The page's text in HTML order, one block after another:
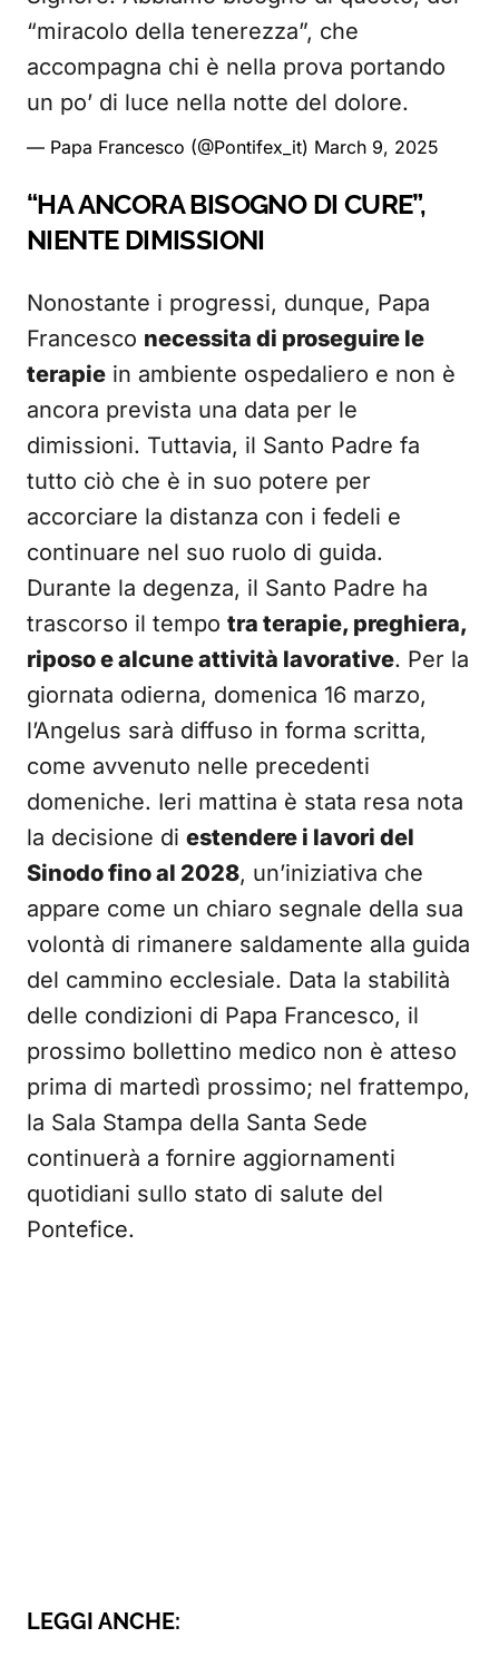
“miracolo della tenerezza”, che
accompagna chi è nella prova portando
un po’ di luce nella notte del dolore.
— Papa Francesco (@Pontifex_it) March 9, 2025
“HA ANCORA BISOGNO DI CURE”,
NIENTE DIMISSIONI
Nonostante i progressi, dunque, Papa
Francesco necessita di proseguire le
terapie in ambiente ospedaliero e non è
ancora prevista una data per le
dimissioni. Tuttavia, il Santo Padre fa
tutto ciò che è in suo potere per
accorciare la distanza con i fedeli e
continuare nel suo ruolo di guida.
Durante la degenza, il Santo Padre ha
trascorso il tempo tra terapie, preghiera,
riposo e alcune attività lavorative. Per la
giornata odierna, domenica 16 marzo,
l’Angelus sarà diffuso in forma scritta,
come avvenuto nelle precedenti
domeniche. Ieri mattina è stata resa nota
la decisione di estendere i lavori del
Sinodo fino al 2028, un’iniziativa che
appare come un chiaro segnale della sua
volontà di rimanere saldamente alla guida
del cammino ecclesiale. Data la stabilità
delle condizioni di Papa Francesco, il
prossimo bollettino medico non è atteso
prima di martedì prossimo; nel frattempo,
la Sala Stampa della Santa Sede
continuerà a fornire aggiornamenti
quotidiani sullo stato di salute del
Pontefice.
LEGGI ANCHE: